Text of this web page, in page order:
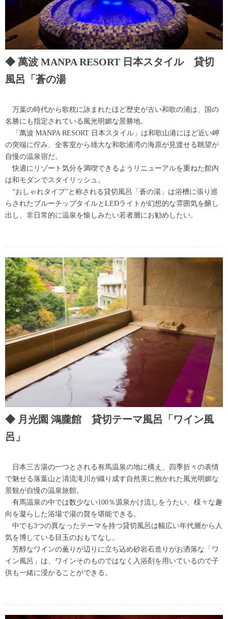
萬波 MANPA RESORT 日本スタイル 貸切
風呂「蒼の湯
万葉の時代から歌枕に詠まれたほど歴史が古い和歌の浦は、国の
名勝にも指定されている風光明媚な景勝地。
「萬波 MANPA RESORT 日本スタイル」は和歌山港にほど近い岬
の突端に佇み、全客室から雄大な和歌浦湾の海原が見渡せる眺望が
自慢の温泉宿だ。
快適にリゾート気分を満喫できるようリニューアルを重ねた館内
は和モダンでスタイリッシュ。
“おしゃれタイプ”と称される貸切風呂「蒼の湯」は浴槽に張り巡
らされたブルーチップタイルとLEDライトが幻想的な雰囲気を醸し
出し、非日常的に温泉を愉しみたい若者層にお勧めしたい。
月光園 鴻朧館 貸切テーマ風呂「ワイン風
呂」
日本三古湯の一つとされる有馬温泉の地に構え、四季折々の表情
で魅せる落葉山と清流滝川が織り成す自然美に抱かれた風光明媚な
景観が自慢の温泉旅館。
有馬温泉の中では数少ない100％源泉かけ流しをうたい、様々な趣
向を凝らした浴場で湯の贅を堪能できる。
中でも3つの異なったテーマを持つ貸切風呂は幅広い年代層から人
気を博している目玉のおもてなし。
芳醇なワインの薫りが辺りに立ち込め砂岩石造りがお洒落な「ワ
イン風呂」は、ワインそのものではなく入浴剤を用いているので子
供も一緒に浸かることができる。